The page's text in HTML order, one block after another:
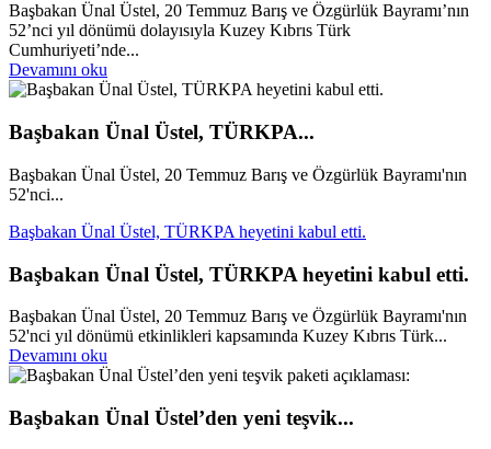
Başbakan Ünal Üstel, 20 Temmuz Barış ve Özgürlük Bayramı’nın
52’nci yıl dönümü dolayısıyla Kuzey Kıbrıs Türk
Cumhuriyeti’nde...
Devamını oku
Başbakan Ünal Üstel, TÜRKPA...
Başbakan Ünal Üstel, 20 Temmuz Barış ve Özgürlük Bayramı'nın
52'nci...
Başbakan Ünal Üstel, TÜRKPA heyetini kabul etti.
Başbakan Ünal Üstel, TÜRKPA heyetini kabul etti.
Başbakan Ünal Üstel, 20 Temmuz Barış ve Özgürlük Bayramı'nın
52'nci yıl dönümü etkinlikleri kapsamında Kuzey Kıbrıs Türk...
Devamını oku
Başbakan Ünal Üstel’den yeni teşvik...